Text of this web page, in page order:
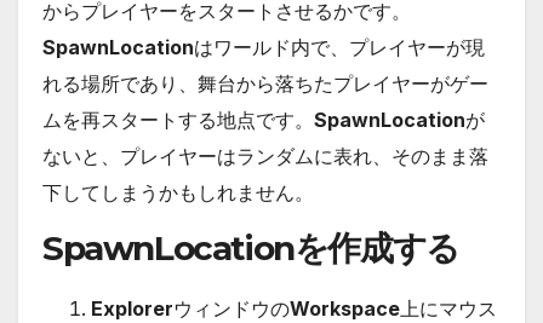
からプレイヤーをスタートさせるかです。
SpawnLocationはワールド内で、プレイヤーが現
れる場所であり、舞台から落ちたプレイヤーがゲー
ムを再スタートする地点です。 SpawnLocationが
ないと、プレイヤーはランダムに表れ、そのまま落
下してしまうかもしれません。
SpawnLocationを作成する
ExplorerウィンドウのWorkspace上にマウス